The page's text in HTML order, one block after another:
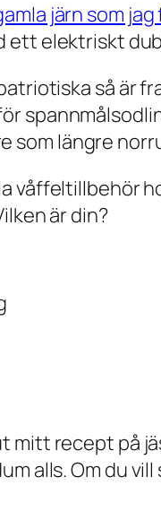
järn som
ett elektriskt
så är
som längre
våffeltillbehör
är din?
mitt recept på
alls. Om du